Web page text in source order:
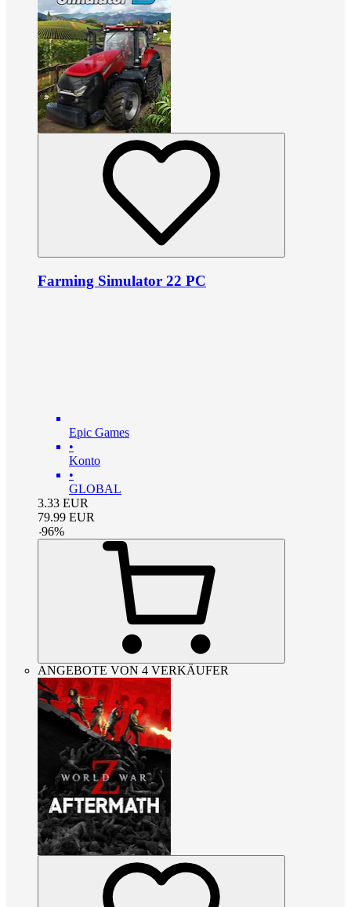
Farming Simulator 22 PC
Epic Games
•
Konto
•
GLOBAL
3.33 EUR
79.99 EUR
-96%
ANGEBOTE VON 4 VERKÄUFER